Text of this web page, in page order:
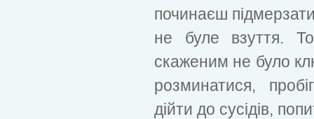
починаєш
не буле взуття.
скаженим не було
розминатися,
дійти до сусідів,